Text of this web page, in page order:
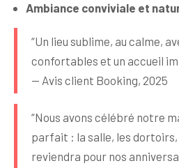
Ambiance conviviale et
“Un lieu sublime, au calme,
confortables et un accueil
— Avis client Booking, 2025
“Nous avons célébré notre
parfait : la salle, les
reviendra pour nos